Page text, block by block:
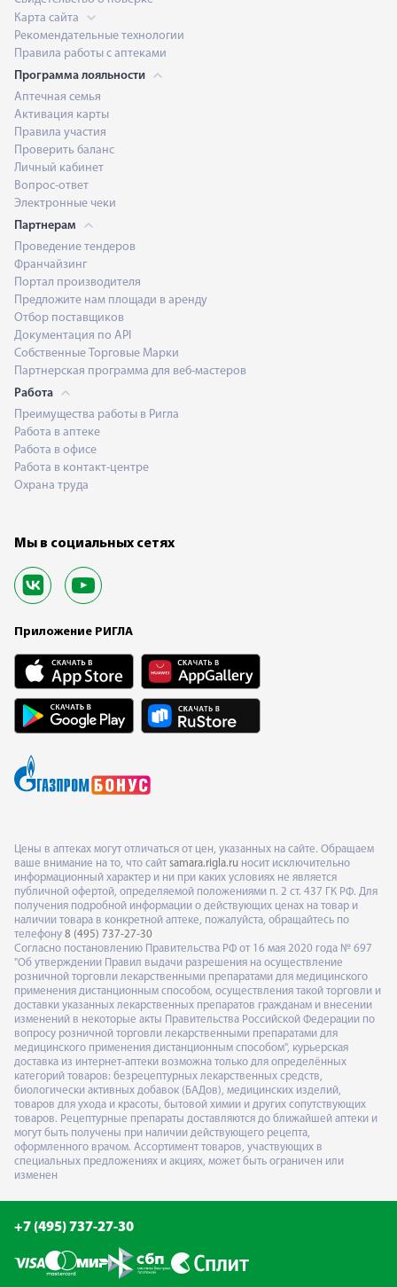
Карта сайта
Рекомендательные технологии
Правила работы с аптеками
Программа лояльности
Аптечная семья
Активация карты
Правила участия
Проверить баланс
Личный кабинет
Вопрос-ответ
Электронные чеки
Партнерам
Проведение тендеров
Франчайзинг
Портал производителя
Предложите нам площади в аренду
Отбор поставщиков
Документация по API
Собственные Торговые Марки
Партнерская программа для веб-мастеров
Работа
Преимущества работы в Ригла
Работа в аптеке
Работа в офисе
Работа в контакт-центре
Охрана труда
Мы в социальных сетях
Приложение РИГЛА
Цены в аптеках могут отличаться от цен, указанных на сайте. Обращаем
ваше внимание на то, что сайт samara.rigla.ru носит исключительно
информационный характер и ни при каких условиях не является
публичной офертой, определяемой положениями п. 2 ст. 437 ГК РФ. Для
получения подробной информации о действующих ценах на товар и
наличии товара в конкретной аптеке, пожалуйста, обращайтесь по
телефону 8 (495) 737-27-30
Согласно постановлению Правительства РФ от 16 мая 2020 года № 697
"Об утверждении Правил выдачи разрешения на осуществление
розничной торговли лекарственными препаратами для медицинского
применения дистанционным способом, осуществления такой торговли и
доставки указанных лекарственных препаратов гражданам и внесении
изменений в некоторые акты Правительства Российской Федерации по
вопросу розничной торговли лекарственными препаратами для
медицинского применения дистанционным способом", курьерская
доставка из интернет-аптеки возможна только для определённых
категорий товаров: безрецептурных лекарственных средств,
биологически активных добавок (БАДов), медицинских изделий,
товаров для ухода и красоты, бытовой химии и других сопутствующих
товаров. Рецептурные препараты доставляются до ближайшей аптеки и
могут быть получены при наличии действующего рецепта,
оформленного врачом. Ассортимент товаров, участвующих в
специальных предложениях и акциях, может быть ограничен или
изменен
+7 (495) 737-27-30